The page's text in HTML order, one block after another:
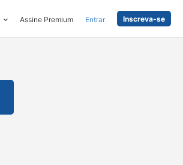
Assine Premium Entrar Inscreva-se